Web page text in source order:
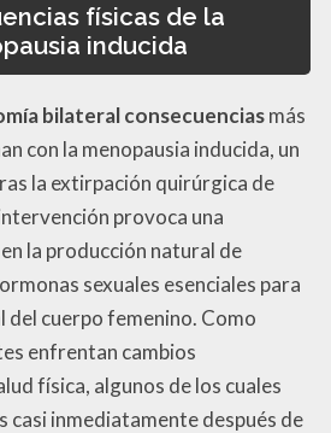
físicas de la
inducida
bilateral consecuenciasmás
con la menopausia inducida, un
la extirpación quirúrgica de
provoca una
la producción natural de
sexuales esenciales para
del cuerpo femenino. Como
enfrentan cambios
física, algunos de los cuales
casi inmediatamente después de